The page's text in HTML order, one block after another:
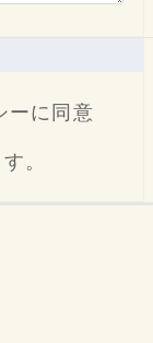
ーに同意
。